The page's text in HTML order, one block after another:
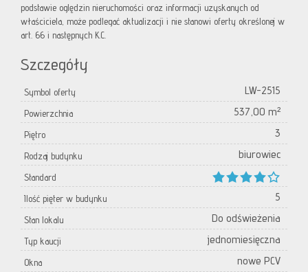
podstawie oględzin nieruchomości oraz informacji uzyskanych od
właściciela, może podlegać aktualizacji i nie stanowi oferty określonej w
art. 66 i następnych K.C.
Szczegóły
Symbol oferty LW-2515
Powierzchnia 537,00 m²
Piętro 3
Rodzaj budynku biurowiec
Standard
Ilość pięter w budynku
5
Stan lokalu Do odświeżenia
Typ kaucji jednomiesięczna
Okna nowe PCV